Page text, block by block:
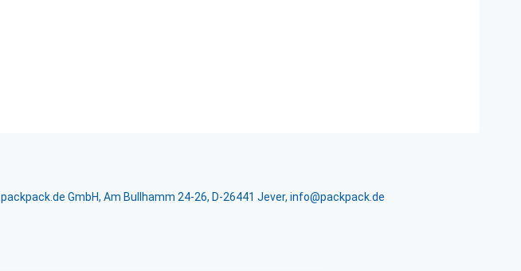
packpack.de GmbH, Am Bullhamm 24-26, D-26441 Jever, info@packpack.de